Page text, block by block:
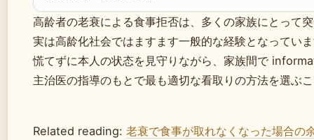
高龄者の老衰による食事拒否は、多くの家族にとって
実は高龄化社会ではますます一般的な経験となってい
慌てずに本人の状态を見守りながら、家族間で
主治医の指導のもとで最も適切な看取りの方法を選ぶ
Related reading: 老衰で食事が取れなくなった場合の